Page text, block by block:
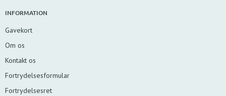
INFORMATION
Gavekort
Om os
Kontakt os
Fortrydelsesformular
Fortrydelsesret